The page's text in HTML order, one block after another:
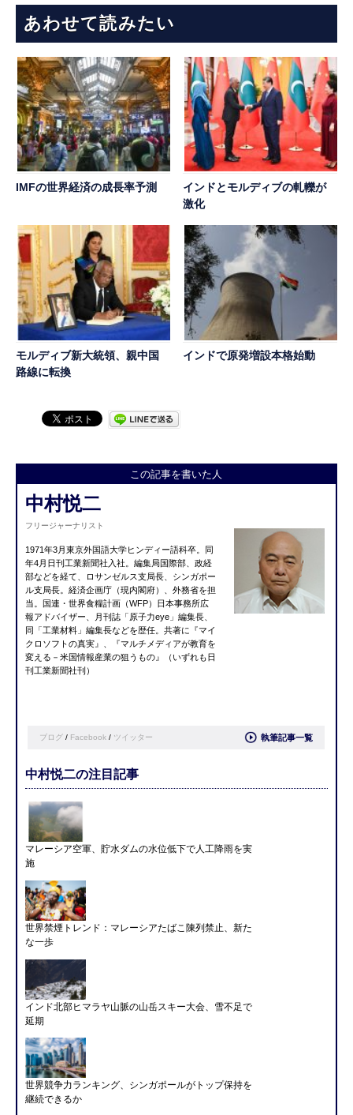
あわせて読みたい
IMFの世界経済の成長率予測
インドとモルディブの軋轢が
激化
モルディブ新大統領、親中国
路線に転換
インドで原発増設本格始動
この記事を書いた人
中村悦二
フリージャーナリスト
1971年3月東京外国語大学ヒンディー語科卒。同
年4月日刊工業新聞社入社。編集局国際部、政経
部などを経て、ロサンゼルス支局長、シンガポー
ル支局長。経済企画庁（現内閣府）、外務省を担
当。国連・世界食糧計画（WFP）日本事務所広
報アドバイザー、月刊誌「原子力eye」編集長、
同「工業材料」編集長などを歴任。共著に『マイ
クロソフトの真実』、『マルチメディアが教育を
変える－米国情報産業の狙うもの』（いずれも日
刊工業新聞社刊）
ブログ / Facebook / ツイッター 執筆記事一覧
中村悦二の注目記事
マレーシア空軍、貯水ダムの水位低下で人工降雨を実
施
世界禁煙トレンド：マレーシアたばこ陳列禁止、新た
な一歩
インド北部ヒマラヤ山脈の山岳スキー大会、雪不足で
延期
世界競争力ランキング、シンガポールがトップ保持を
継続できるか